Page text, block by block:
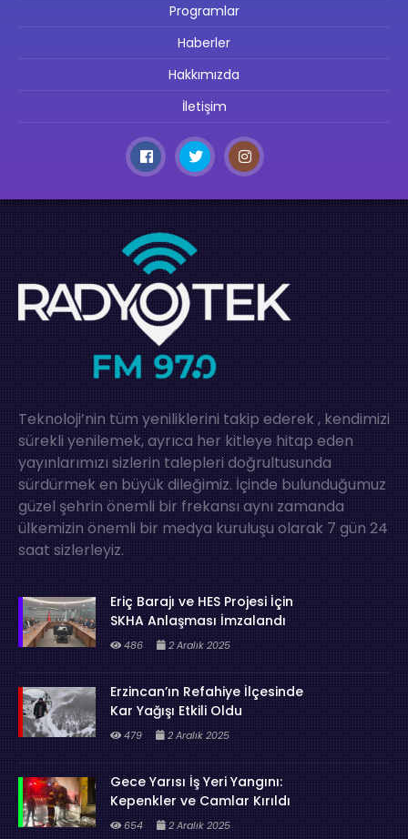
Programlar
Haberler
Hakkımızda
İletişim
Teknoloji’nin tüm yeniliklerini takip ederek , kendimizi
sürekli yenilemek, ayrıca her kitleye hitap eden
yayınlarımızı sizlerin talepleri doğrultusunda
sürdürmek en büyük dileğimiz. İçinde bulunduğumuz
güzel şehrin önemli bir frekansı aynı zamanda
ülkemizin önemli bir medya kuruluşu olarak 7 gün 24
saat sizlerleyiz.
Eriç Barajı ve HES Projesi İçin
SKHA Anlaşması İmzalandı
486 2 Aralık 2025
Erzincan’ın Refahiye İlçesinde
Kar Yağışı Etkili Oldu
479 2 Aralık 2025
Gece Yarısı İş Yeri Yangını:
Kepenkler ve Camlar Kırıldı
654 2 Aralık 2025